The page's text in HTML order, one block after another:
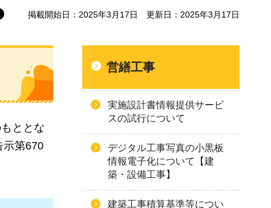
掲載開始日：2025年3月17日 更新日：2025年3月17日
ととな
示第670
営繕工事
実施設計書情報提供サービ
スの試行について
デジタル工事写真の小黒板
情報電子化について【建
築・設備工事】
建築工事積算基準等につい